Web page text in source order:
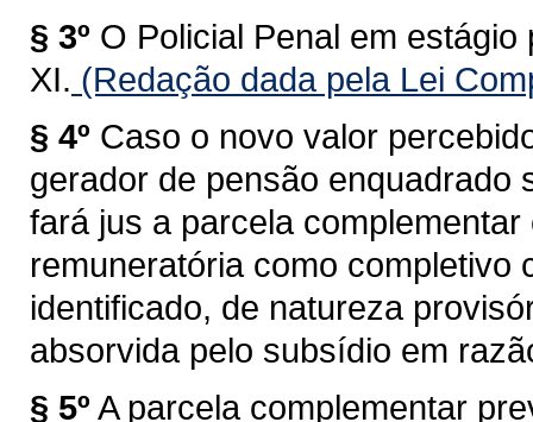
§ 3º O Policial Penal em
XI. (Redação dada pela Lei
§ 4º Caso o novo valor
gerador de pensão enquadrado
fará jus a parcela
remuneratória como completivo
identificado, de natureza
absorvida pelo subsídio em
§ 5º A parcela complementar